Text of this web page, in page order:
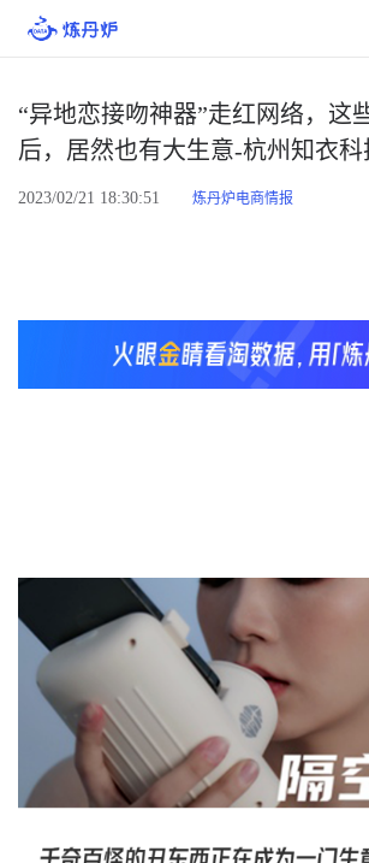
产品介绍
品牌数据
店铺数据
概念洞察
数据中心
对比分析
消费者说
解决方案
金融市场解决方案
“异地恋接吻神器”走红网络，这
后，居然也有大生意-杭州知衣科
2023/02/21 18:30:51 炼丹炉电商情报